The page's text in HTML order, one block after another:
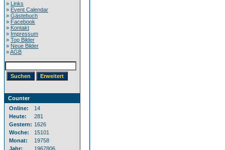
» Links
» Event Calendar
» Gästebuch
» Facebook
» Kontakt
» Impressum
» Top Bilder
» Neue Bilder
»AGB
Counter
Online:
14
Heute:
281
Gestern: 1626
Woche:
15101
Monat:
19758
Jahr:
1967806